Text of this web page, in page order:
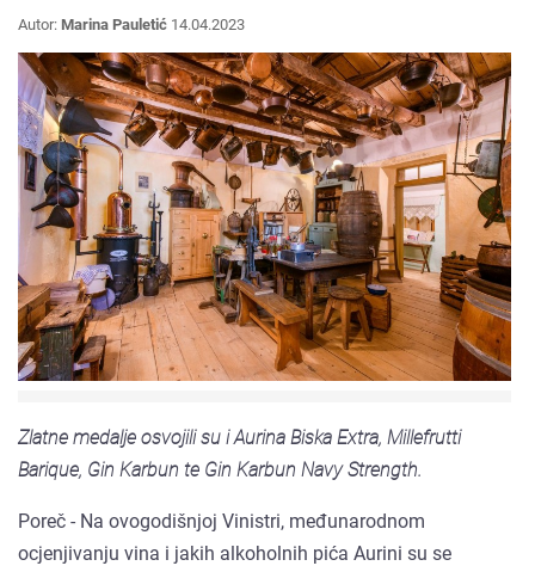
Autor: Marina Pauletić 14.04.2023
Zlatne medalje osvojili su i Aurina Biska Extra, Millefrutti
Barique, Gin Karbun te Gin Karbun Navy Strength.
Poreč - Na ovogodišnjoj Vinistri, međunarodnom
ocjenjivanju vina i jakih alkoholnih pića Aurini su se